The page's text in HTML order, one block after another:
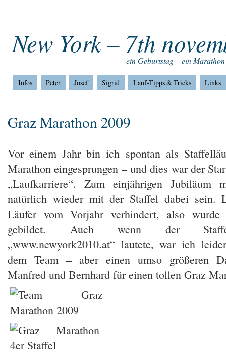
New York – 7th
ein Geburtstag – ein
Infos Peter Josef Sigrid Lauf-Tipps & Tricks Links
Graz Marathon 2009
Vor einem Jahr bin ich spontan als
Marathon eingesprungen – und dies war der
„Laufkarriere“. Zum einjährigen Jubiläum
natürlich wieder mit der Staffel dabei sein.
Läufer vom Vorjahr verhindert, also wurde
gebildet. Auch wenn der
„www.newyork2010.at“ lautete, war ich
dem Team – aber einen umso größeren
Manfred und Bernhard für einen tollen Graz